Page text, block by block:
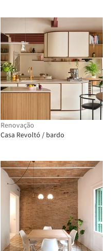
Renovação
Casa Revoltó / bardo